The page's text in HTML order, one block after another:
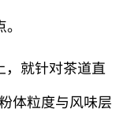
，就针对茶道直
体粒度与风味层